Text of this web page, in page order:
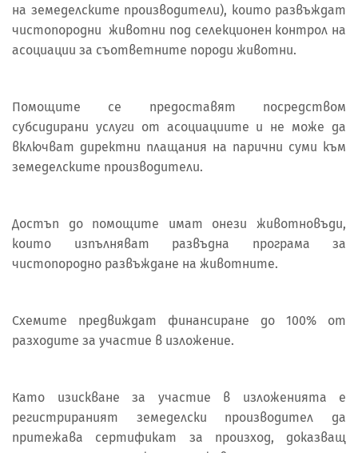
на земеделските производители), които развъждат
чистопородни животни под селекционен контрол на
асоциации за съответните породи животни.
Помощите се предоставят посредством
субсидирани услуги от асоциациите и не може да
включват директни плащания на парични суми към
земеделските производители.
Достъп до помощите имат онези животновъди,
които изпълняват развъдна програма за
чистопородно развъждане на животните.
Схемите предвиждат финансиране до 100% от
разходите за участие в изложение.
Като изискване за участие в изложенията е
регистрираният земеделски производител да
притежава сертификат за произход, доказващ